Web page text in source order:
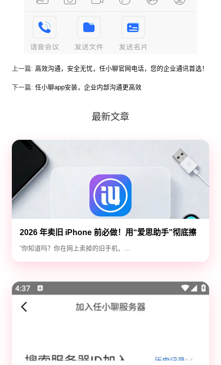
上一篇: 高效沟通，安全无忧，任小聊官网电话，您的企业通讯首选！
下一篇: 任小聊app安装，企业内部沟通更高效
最新文章
2026 年卖旧 iPhone 前必做！用“爱思助手”彻底擦
除隐私，防止数据泄露
“你知道吗？你在网上卖掉的旧手机，...